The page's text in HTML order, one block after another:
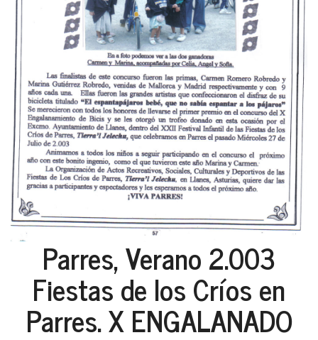
Parres, Verano 2.003
Fiestas de los Críos en
Parres. X ENGALANADO